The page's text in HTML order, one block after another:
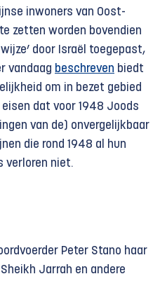
inwoners van Oost-
zetten worden bovendien
door Israël toegepast,
vandaag beschreven biedt
om in bezet gebied
eisen dat voor 1948 Joods
van de) onvergelijkbaar
die rond 1948 al hun
verloren niet.
Peter Stano haar
Jarrah en andere